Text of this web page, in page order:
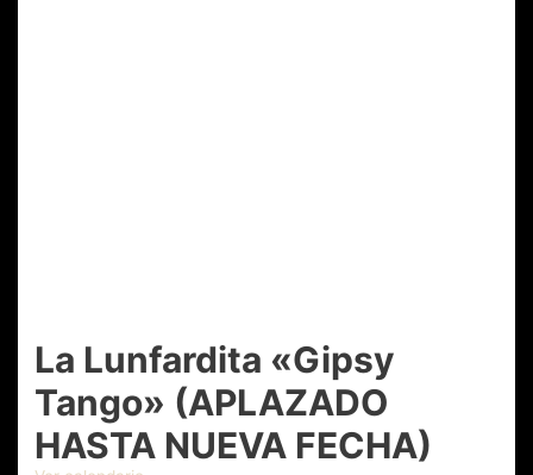
La Lunfardita «Gipsy
Tango» (APLAZADO
HASTA NUEVA FECHA)